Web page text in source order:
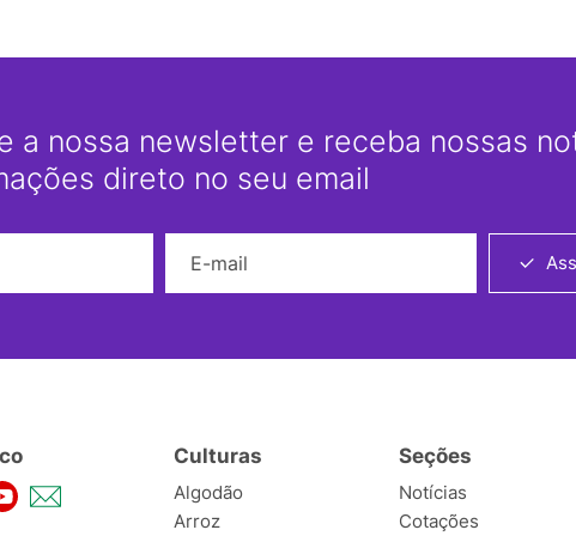
a nossa newsletter e receba nossas
direto no seu email
Culturas
Algodão
Arroz
Seções
Notícias
Cotações